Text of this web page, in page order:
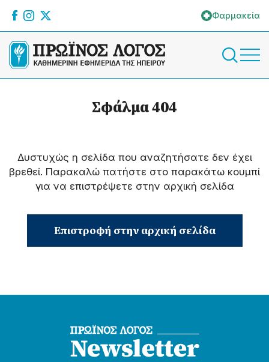
Φαρμακεία
Σφάλμα 404
Δυστυχώς η σελίδα που αναζητήσατε δεν έχει
βρεθεί. Παρακαλώ πατήστε στο παρακάτω κουμπί
για να επιστρέψετε στην αρχική σελίδα
Επιστροφή στην αρχική σελίδα